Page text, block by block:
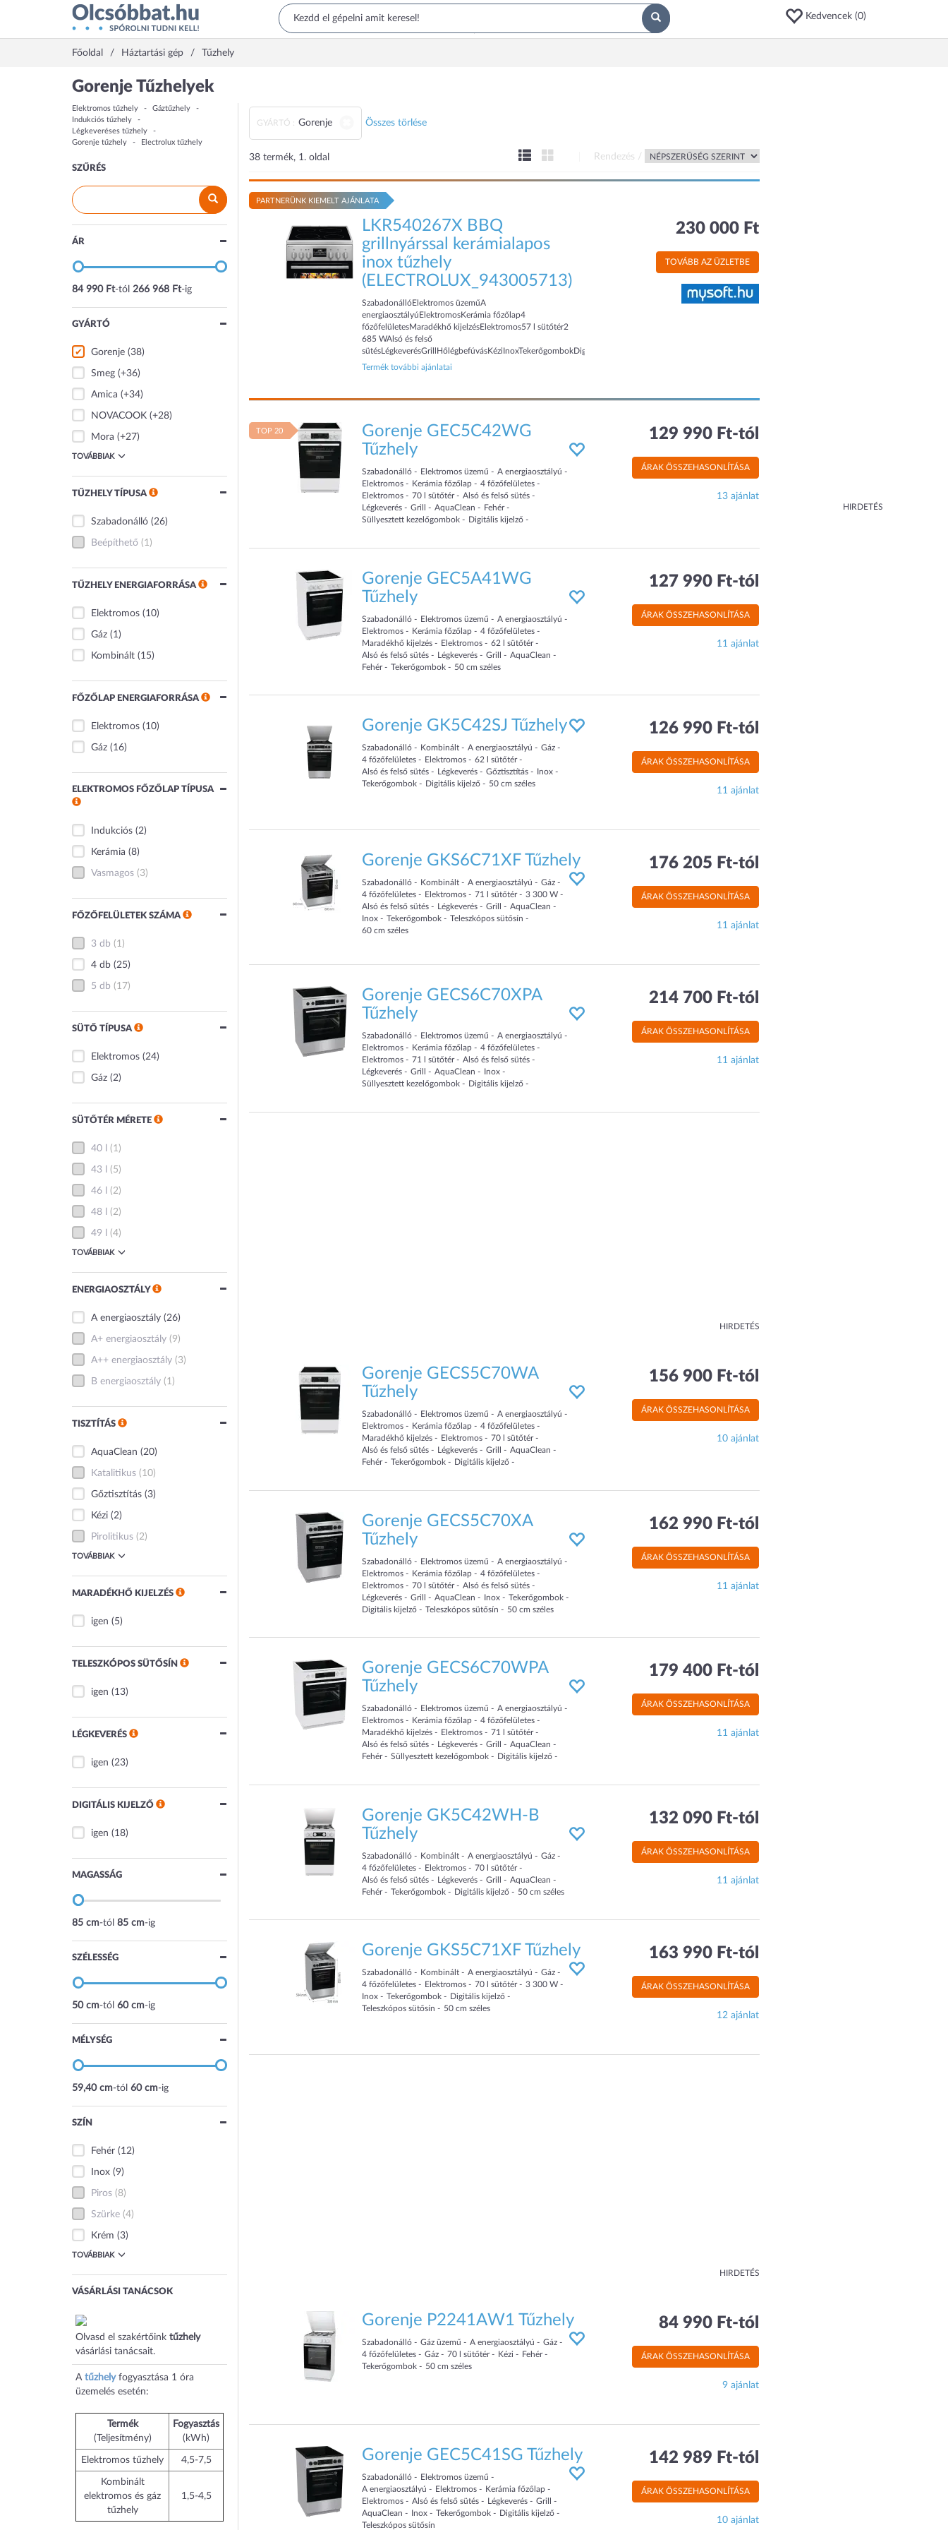
Kedvencek (0)
Főoldal Háztartási gép Tűzhely
HIRDETÉS
Gorenje Tűzhelyek
Elektromos tűzhely
Gáztűzhely
Indukciós tűzhely
Légkeveréses tűzhely
Gorenje tűzhely
Electrolux tűzhely
SZŰRÉS
ÁR
84 990 Ft-tól 266 968 Ft-ig
GYÁRTÓ
Gorenje (38)
Smeg (+36)
Amica (+34)
NOVACOOK (+28)
Mora (+27)
TOVÁBBIAK
TŰZHELY TÍPUSA
Szabadonálló (26)
Beépíthető (1)
TŰZHELY ENERGIAFORRÁSA
Elektromos (10)
Gáz (1)
Kombinált (15)
FŐZŐLAP ENERGIAFORRÁSA
Elektromos (10)
Gáz (16)
ELEKTROMOS FŐZŐLAP TÍPUSA
Indukciós (2)
Kerámia (8)
Vasmagos (3)
FŐZŐFELÜLETEK SZÁMA
3 db (1)
4 db (25)
5 db (17)
SÜTŐ TÍPUSA
Elektromos (24)
Gáz (2)
SÜTŐTÉR MÉRETE
40 l (1)
43 l (5)
46 l (2)
48 l (2)
49 l (4)
TOVÁBBIAK
ENERGIAOSZTÁLY
A energiaosztály (26)
A+ energiaosztály (9)
A++ energiaosztály (3)
B energiaosztály (1)
TISZTÍTÁS
AquaClean (20)
Katalitikus (10)
Gőztisztítás (3)
Kézi (2)
Pirolitikus (2)
TOVÁBBIAK
MARADÉKHŐ KIJELZÉS
igen (5)
TELESZKÓPOS SÜTŐSÍN
igen (13)
LÉGKEVERÉS
igen (23)
DIGITÁLIS KIJELZŐ
igen (18)
MAGASSÁG
85 cm-tól 85 cm-ig
SZÉLESSÉG
50 cm-tól 60 cm-ig
MÉLYSÉG
59,40 cm-tól 60 cm-ig
SZÍN
Fehér (12)
Inox (9)
Piros (8)
Szürke (4)
Krém (3)
TOVÁBBIAK
VÁSÁRLÁSI TANÁCSOK
Olvasd el szakértőink tűzhely
vásárlási tanácsait.
A tűzhelyfogyasztása 1 óra
üzemelés esetén:
Termék
(Teljesítmény)
Fogyasztás
(kWh)
Elektromos tűzhely 4,5-7,5
Kombinált
elektromos és gáz
tűzhely
1,5-4,5
GYÁRTÓ : Gorenje Összes törlése
38 termék, 1. oldal Rendezés /
PARTNERÜNK KIEMELT AJÁNLATA
LKR540267X BBQ
grillnyárssal kerámialapos
inox tűzhely
(ELECTROLUX_943005713)
SzabadonállóElektromos üzeműA
energiaosztályúElektromosKerámia főzőlap4
főzőfelületesMaradékhő kijelzésElektromos57 l sütőtér2
685 WAlsó és felső
sütésLégkeverésGrillHőlégbefúvásKéziInoxTekerőgombokDigitális
kijelzőTeleszkópos sütősín50 cm széles
Termék további ajánlatai
230 000 Ft
TOVÁBB AZ ÜZLETBE
TOP 20
Gorenje GEC5C42WG
Tűzhely
Szabadonálló Elektromos üzemű
A energiaosztályú
Elektromos
Kerámia főzőlap 4 főzőfelületes
Elektromos
70 l sütőtér
Alsó és felső sütés
Légkeverés
Grill AquaClean
Fehér
Süllyesztett kezelőgombok
Digitális kijelző
129 990 Ft-tól
ÁRAK ÖSSZEHASONLÍTÁSA
13 ajánlat
Gorenje GEC5A41WG
Tűzhely
Szabadonálló Elektromos üzemű
A energiaosztályú
Elektromos
Kerámia főzőlap 4 főzőfelületes
Maradékhő kijelzés
Elektromos 62 l sütőtér
Alsó és felső sütés
Légkeverés Grill
AquaClean
Fehér
Tekerőgombok 50 cm széles
127 990 Ft-tól
ÁRAK ÖSSZEHASONLÍTÁSA
11 ajánlat
Gorenje GK5C42SJ Tűzhely
Szabadonálló Kombinált A energiaosztályú
Gáz
4 főzőfelületes Elektromos 62 l sütőtér
Alsó és felső sütés
Légkeverés Gőztisztítás
Inox
Tekerőgombok
Digitális kijelző 50 cm széles
126 990 Ft-tól
ÁRAK ÖSSZEHASONLÍTÁSA
11 ajánlat
Gorenje GKS6C71XF Tűzhely
Szabadonálló Kombinált A energiaosztályú
Gáz
4 főzőfelületes Elektromos 71 l sütőtér 3 300 W
Alsó és felső sütés
Légkeverés Grill
AquaClean
Inox
Tekerőgombok
Teleszkópos sütősín
60 cm széles
176 205 Ft-tól
ÁRAK ÖSSZEHASONLÍTÁSA
11 ajánlat
Gorenje GECS6C70XPA
Tűzhely
Szabadonálló Elektromos üzemű
A energiaosztályú
Elektromos
Kerámia főzőlap 4 főzőfelületes
Elektromos
71 l sütőtér
Alsó és felső sütés
Légkeverés
Grill AquaClean
Inox
Süllyesztett kezelőgombok
Digitális kijelző
214 700 Ft-tól
ÁRAK ÖSSZEHASONLÍTÁSA
11 ajánlat
HIRDETÉS
Gorenje GECS5C70WA
Tűzhely
Szabadonálló Elektromos üzemű
A energiaosztályú
Elektromos
Kerámia főzőlap 4 főzőfelületes
Maradékhő kijelzés
Elektromos 70 l sütőtér
Alsó és felső sütés
Légkeverés Grill
AquaClean
Fehér
Tekerőgombok
Digitális kijelző
156 900 Ft-tól
ÁRAK ÖSSZEHASONLÍTÁSA
10 ajánlat
Gorenje GECS5C70XA
Tűzhely
Szabadonálló Elektromos üzemű
A energiaosztályú
Elektromos
Kerámia főzőlap 4 főzőfelületes
Elektromos
70 l sütőtér
Alsó és felső sütés
Légkeverés
Grill AquaClean Inox
Tekerőgombok
Digitális kijelző
Teleszkópos sütősín 50 cm széles
162 990 Ft-tól
ÁRAK ÖSSZEHASONLÍTÁSA
11 ajánlat
Gorenje GECS6C70WPA
Tűzhely
Szabadonálló Elektromos üzemű
A energiaosztályú
Elektromos
Kerámia főzőlap 4 főzőfelületes
Maradékhő kijelzés
Elektromos 71 l sütőtér
Alsó és felső sütés
Légkeverés Grill
AquaClean
Fehér
Süllyesztett kezelőgombok
Digitális kijelző
179 400 Ft-tól
ÁRAK ÖSSZEHASONLÍTÁSA
11 ajánlat
Gorenje GK5C42WH-B
Tűzhely
Szabadonálló Kombinált A energiaosztályú
Gáz
4 főzőfelületes Elektromos 70 l sütőtér
Alsó és felső sütés
Légkeverés Grill
AquaClean
Fehér
Tekerőgombok Digitális kijelző 50 cm széles
132 090 Ft-tól
ÁRAK ÖSSZEHASONLÍTÁSA
11 ajánlat
Gorenje GKS5C71XF Tűzhely
Szabadonálló Kombinált A energiaosztályú
Gáz
4 főzőfelületes Elektromos 70 l sütőtér 3 300 W
Inox
Tekerőgombok
Digitális kijelző
Teleszkópos sütősín
50 cm széles
163 990 Ft-tól
ÁRAK ÖSSZEHASONLÍTÁSA
12 ajánlat
HIRDETÉS
Gorenje P2241AW1 Tűzhely
Szabadonálló Gáz üzemű A energiaosztályú
Gáz
4 főzőfelületes Gáz 70 l sütőtér Kézi
Fehér
Tekerőgombok
50 cm széles
84 990 Ft-tól
ÁRAK ÖSSZEHASONLÍTÁSA
9 ajánlat
Gorenje GEC5C41SG Tűzhely
Szabadonálló
Elektromos üzemű
A energiaosztályú
Elektromos
Kerámia főzőlap
Elektromos
Alsó és felső sütés Légkeverés
Grill
AquaClean
Inox Tekerőgombok
Digitális kijelző
Teleszkópos sütősín
142 989 Ft-tól
ÁRAK ÖSSZEHASONLÍTÁSA
10 ajánlat